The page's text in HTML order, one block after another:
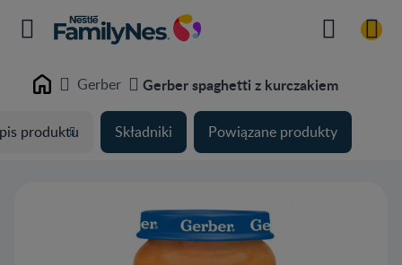
Home Gerber Gerber spaghetti z kurczakiem
produktu Składniki Powiązane produkty